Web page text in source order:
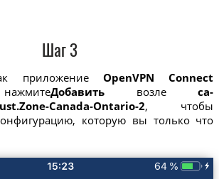
Шаг 3
приложениеOpenVPN Connect
Добавить возлеca-
Canada-Ontario-2, чтобы
которую вы только что